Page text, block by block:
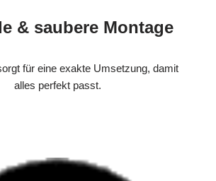
& saubere Montage
für eine exakte Umsetzung, damit
alles perfekt passt.